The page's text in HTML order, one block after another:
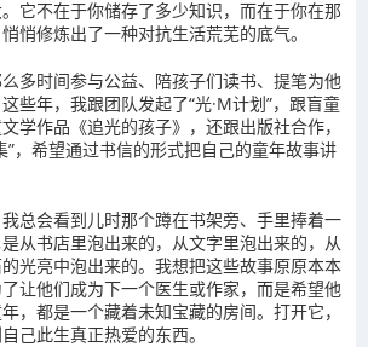
它不在于你储存了多少知识，而在于你在那
悄修炼出了一种对抗生活荒芜的底气。
多时间参与公益、陪孩子们读书、提笔为他
些年，我跟团队发起了“光·M计划”，跟盲童
学作品《追光的孩子》，还跟出版社合作，
”，希望通过书信的形式把自己的童年故事讲
总会看到儿时那个蹲在书架旁、手里捧着一
从书店里泡出来的，从文字里泡出来的，从
光亮中泡出来的。我想把这些故事原原本本
让他们成为下一个医生或作家，而是希望他
，都是一个藏着未知宝藏的房间。打开它，
己此生真正热爱的东西。